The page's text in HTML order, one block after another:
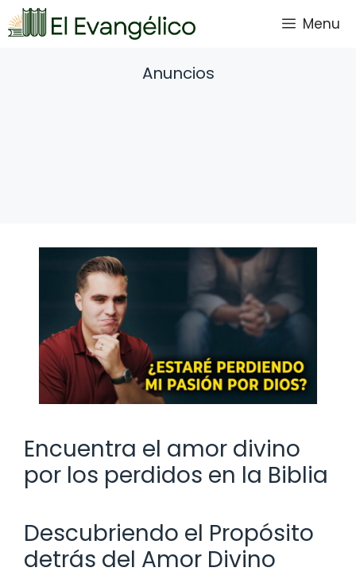
Saltar
al
Menu
Anuncios
Encuentra el amor divino
por los perdidos en la Biblia
Descubriendo el Propósito
detrás del Amor Divino